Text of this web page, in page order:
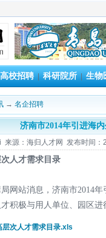
高校招聘|科研院所|生物
→ 名企招聘
济南市2014年引进海
来源：海归人才网 发布时间：
人才需求目录
网站消息，济南市2014
积极与用人单位、园区进
层次人才需求目录.xls